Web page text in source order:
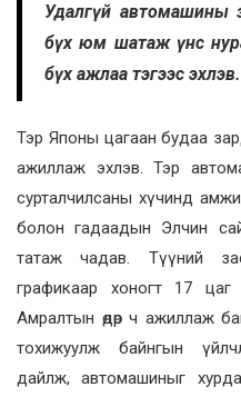
Удалгүй автомашины
бүх юм шатаж үнс
бүх ажлаа тэгээс эхлэв.
Тэр Японы цагаан будаа
ажиллаж эхлэв. Тэр
сурталчилсаны хүчинд
болон гадаадын Элчин
татаж чадав. Түүний
графикаар хоногт 17 цаг
Амралтын өдөр ч ажиллаж
тохижуулж байнгын
дайлж, автомашиныг